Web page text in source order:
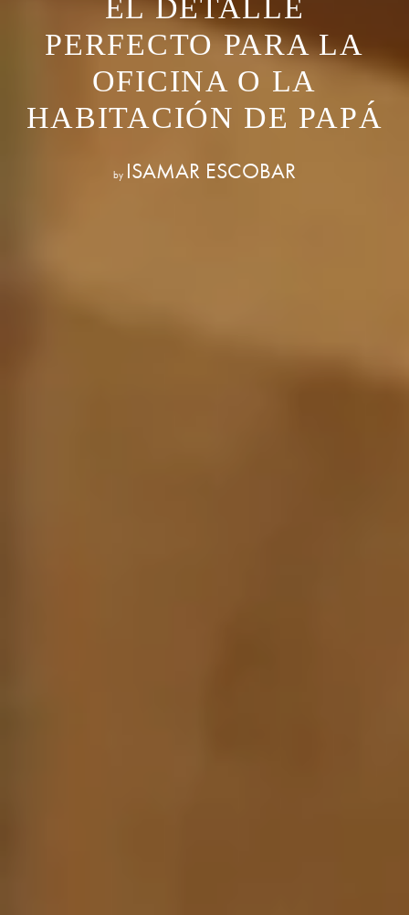
EL DETALLE
PERFECTO PARA LA
OFICINA O LA
HABITACIÓN DE PAPÁ
by ISAMAR ESCOBAR